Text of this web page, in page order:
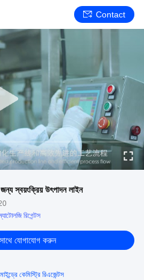
Contact
জন্য স্বয়ংক্রিয় উৎপাদন লাইন
রিগেন্টস
যোগাযোগ করুন
মাইন্ড্রে কেমিস্ট্রি রিএজেন্টস